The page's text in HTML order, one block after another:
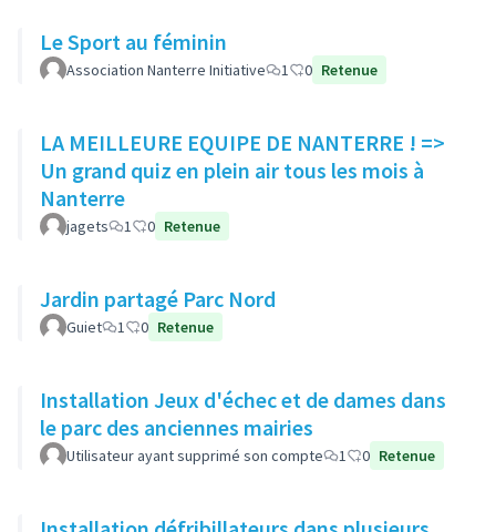
Le Sport au féminin
Association Nanterre Initiative 1 0 Retenue
LA MEILLEURE EQUIPE DE NANTERRE ! =>
Un grand quiz en plein air tous les mois à
Nanterre
jagets 1 0 Retenue
Jardin partagé Parc Nord
Guiet 1 0 Retenue
Installation Jeux d'échec et de dames dans
le parc des anciennes mairies
Utilisateur ayant supprimé son compte 1 0 Retenue